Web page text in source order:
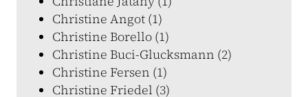
Christine Angot (1)
Christine Borello (1)
Christine Buci-Glucksmann (2)
Christine Fersen (1)
Christine Friedel (3)